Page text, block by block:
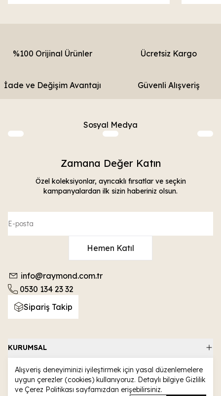
Alışveriş deneyiminizi iyileştirmek için yasal düzenlemelere
uygun çerezler (cookies) kullanıyoruz. Detaylı bilgiye Gizlilik
ve Çerez Politikası sayfamızdan erişebilirsiniz.
%100 Orijinal Ürünler Ücretsiz Kargo
İade ve Değişim Avantajı Güvenli Alışveriş
Sosyal Medya
Zamana Değer Katın
Özel koleksiyonlar, ayrıcaklı fırsatlar ve seçkin
kampanyalardan ilk sizin haberiniz olsun.
Hemen Katıl
info@raymond.com.tr
0530 134 23 32
Sipariş Takip
KURUMSAL
ALIŞVERİŞ
KATEGORİLER